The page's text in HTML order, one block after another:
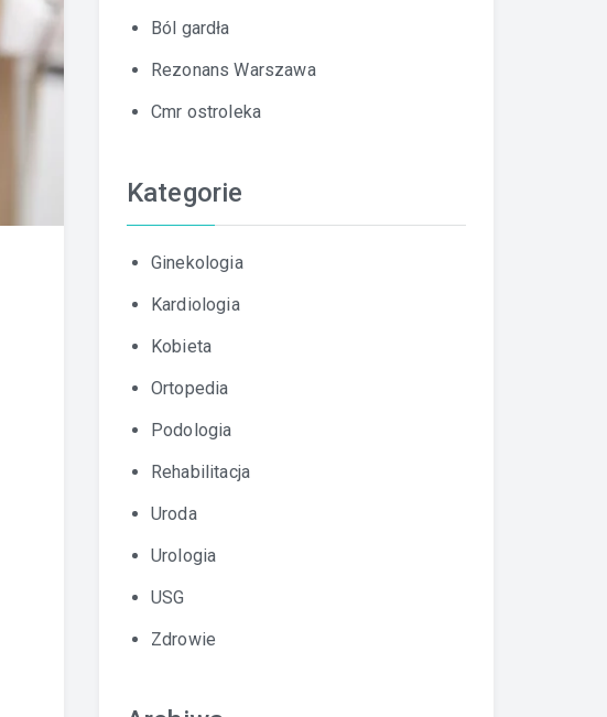
Ból gardła
Rezonans Warszawa
Cmr ostroleka
Kategorie
Ginekologia
Kardiologia
Kobieta
Ortopedia
Podologia
Rehabilitacja
Uroda
Urologia
USG
Zdrowie